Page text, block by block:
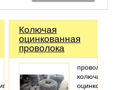
Колючая
оцинкованная
проволока
проволока
колючая
оцинкованная